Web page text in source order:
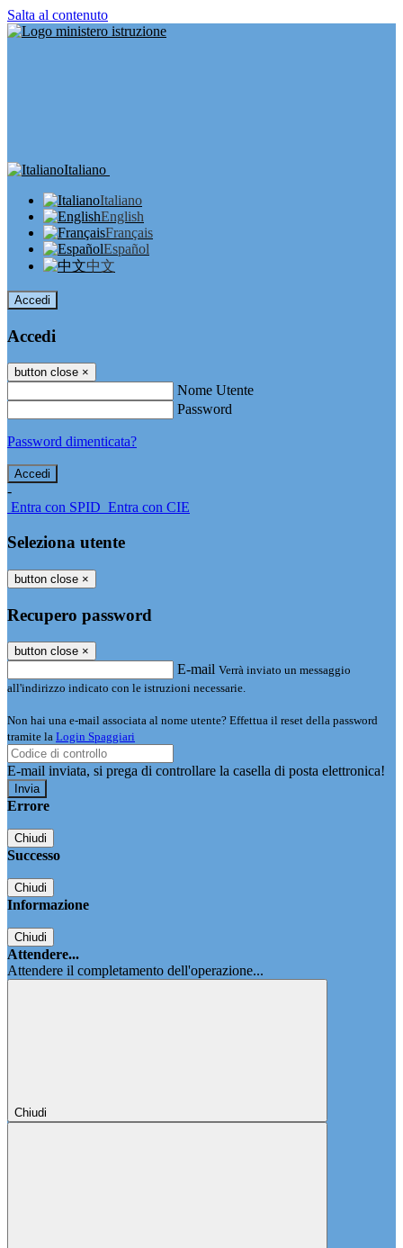
Salta al contenuto
Italiano
Italiano
English
Français
Español
中文
Accedi
Accedi
button close ×
Nome Utente
Password
Password dimenticata?
-
Entra con SPID Entra con CIE
Seleziona utente
button close ×
Recupero password
button close ×
E-mail Verrà inviato un messaggio
all'indirizzo indicato con le istruzioni necessarie.
Non hai una e-mail associata al nome utente? Effettua il reset della password
tramite la Login Spaggiari
E-mail inviata, si prega di controllare la casella di posta elettronica!
Errore
Chiudi
Successo
Chiudi
Informazione
Chiudi
Attendere...
Attendere il completamento dell'operazione...
Chiudi